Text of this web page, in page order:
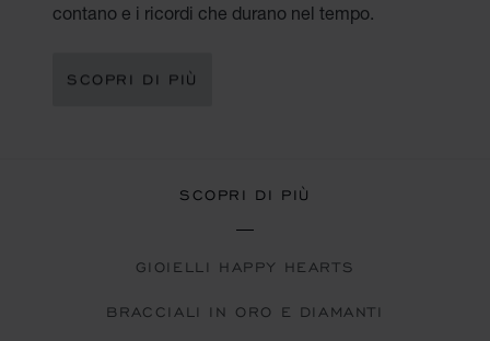
contano e i ricordi che durano nel tempo.
SCOPRI DI PIÙ
SCOPRI DI PIÙ
GIOIELLI HAPPY HEARTS
BRACCIALI IN ORO E DIAMANTI